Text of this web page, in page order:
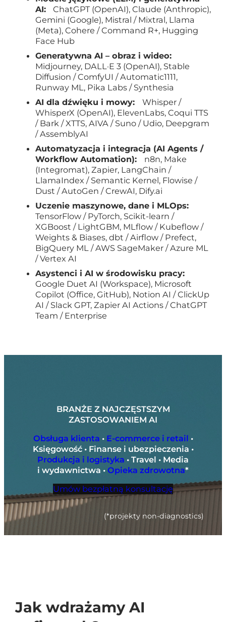
AI:ChatGPT (OpenAI), Claude (Anthropic),
Gemini (Google), Mistral / Mixtral, Llama
(Meta), Cohere / Command R+, Hugging
Face Hub
Generatywna AI – obraz i wideo:
Midjourney, DALL·E 3 (OpenAI), Stable
Diffusion / ComfyUI / Automatic1111,
Runway ML, Pika Labs / Synthesia
AI dla dźwięku i mowy: Whisper /
WhisperX (OpenAI), ElevenLabs, Coqui TTS
/ Bark / XTTS, AIVA / Suno / Udio, Deepgram
/ AssemblyAI
Automatyzacja i integracja (AI Agents /
Workflow Automation): n8n, Make
(Integromat), Zapier, LangChain /
LlamaIndex / Semantic Kernel, Flowise /
Dust / AutoGen / CrewAI, Dify.ai
Uczenie maszynowe, dane i MLOps:
TensorFlow / PyTorch, Scikit-learn /
XGBoost / LightGBM, MLflow / Kubeflow /
Weights & Biases, dbt / Airflow / Prefect,
BigQuery ML / AWS SageMaker / Azure ML
/ Vertex AI
Asystenci i AI w środowisku pracy:
Google Duet AI (Workspace), Microsoft
Copilot (Office, GitHub), Notion AI / ClickUp
AI / Slack GPT, Zapier AI Actions / ChatGPT
Team / Enterprise
BRANŻE Z NAJCZĘSTSZYM
ZASTOSOWANIEM AI
Obsługa klienta • E-commerce i retail •
Księgowość • Finanse i ubezpieczenia •
Produkcja i logistyka • Travel • Media
i wydawnictwa • Opieka zdrowotna*
Umów bezpłatną konsultację
(*projekty non-diagnostics)
Jak wdrażamy AI